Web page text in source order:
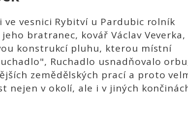
ve vesnici Rybitví u Pardubic rolník
bratranec, kovář Václav Veverka,
konstrukcí pluhu, kterou místní
Ruchad­lo usnadňovalo
země­dělských prací a proto
nejen v okolí, ale i v jiných